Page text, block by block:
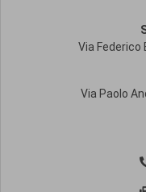
Via Federico
Via Paolo